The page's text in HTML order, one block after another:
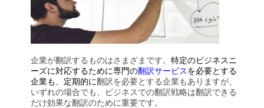
企業が翻訳するものはさまざまです。特定のビジネスニ
ーズに対応するために専門の翻訳サービスを必要とする
企業も、定期的に翻訳を必要とする企業もありますが、
いずれの場合でも、ビジネスでの翻訳戦略は翻訳できる
だけ効果な翻訳のために重要です。